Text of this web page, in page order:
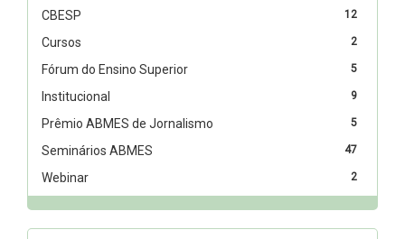
12
CBESP
2
Cursos
5
Fórum do Ensino Superior
9
Institucional
5
Prêmio ABMES de Jornalismo
47
Seminários ABMES
2
Webinar